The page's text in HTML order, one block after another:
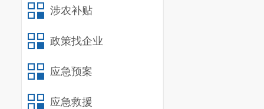
涉农补贴
政策找企业
应急预案
应急救援